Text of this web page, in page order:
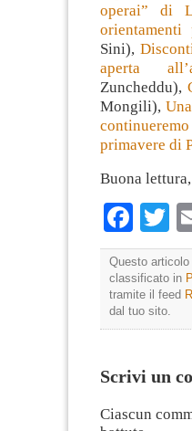
operai” di
Sini),
aperta
Zuncheddu),
Mongili),
primavere di
Buona lettura,
Questo
classificato in
tramite il feed
dal tuo sito.
Scrivi un
Ciascun